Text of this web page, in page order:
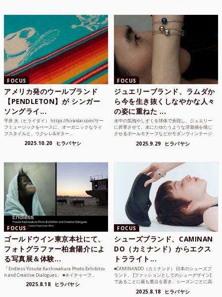
FOCUS
アメリカ発のウールブランド
【PENDLETON】が シンガー
ソングライ...
平井 大（ヒライダイ） https://hiraidai.com/サー
フミュージックをベースに、オーガニックなライ
フスタイルと、ウクレレ&ギター...
2025.10.20 ヒラバヤシ
FOCUS
ジュエリーブランド、ラムダか
ら今を生き抜くしなやかな人々
の姿に重ねた ...
水中の気泡やしずくを球体で表現し、ジュエリー
に昇華させて、水にたゆたうような浮遊感を感じ
させるボールモチーフなどがモダンヴィンテージ
2025.9.29 ヒラバヤシ
FOCUS
ゴールドウイン東京本社にて、
フォトグラファー柏倉陽介によ
る写真展＆体験...
「Endless Yosuke Kashiwakura Photo Exhibitio
n and Creative Dialogues」 ■ネイチャーフ...
2025.8.18 ヒラバヤシ
FOCUS
シューズブランド、CAMINAN
DO（カミナンド）からエクス
トラライト...
■CAMINANDO（カミナンド） 日本のシューズブ
ランド。 [ファッションとしてのシューデザイン]
であることに最も重点を置き、シーズンごとに高
2025.8.18 ヒラバヤシ